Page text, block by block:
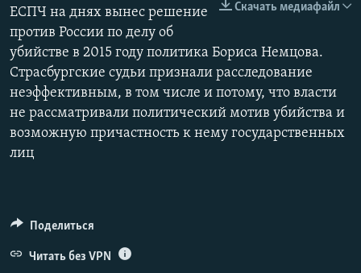
Все сайты РСЕ/РС
Скачать медиафайл
ЕСПЧ на днях вынес решение
против России по делу об
убийстве в 2015 году политика Бориса Немцова.
Страсбургские судьи признали расследование
неэффективным, в том числе и потому, что власти
не рассматривали политический мотив убийства и
возможную причастность к нему государственных
лиц
Поделиться
Читать без VPN